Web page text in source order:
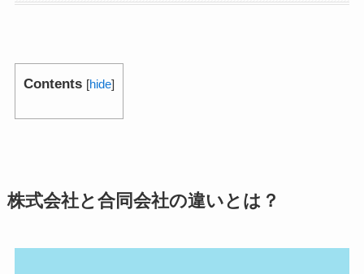
Contents [hide]
株式会社と合同会社の違いとは？